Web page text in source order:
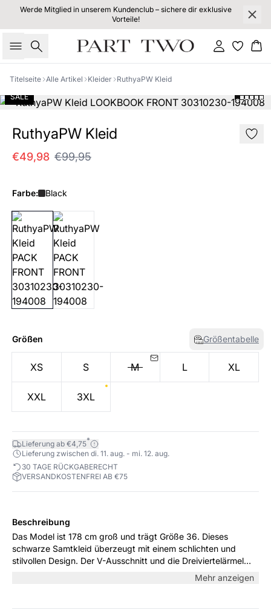
Werde Mitglied in unserem Kundenclub – sichere dir exklusive
Vorteile!
Suche Einloggen
Titelseite Alle Artikel Kleider
RuthyaPW Kleid
SALE
RuthyaPW Kleid
€49,98 €99,95
Farbe: Black
Größen Größentabelle
XS S M L XL
XXL 3XL
Lieferung ab €4,75*
Lieferung zwischen di. 11. aug. - mi. 12. aug.
30 TAGE RÜCKGABERECHT
VERSANDKOSTENFREI AB €75
Beschreibung
Das Model ist 178 cm groß und trägt Größe 36. Dieses
schwarze Samtkleid überzeugt mit einem schlichten und
stilvollen Design. Der V-Ausschnitt und die Dreiviertelärmel
verleihen eine feminine Note, während der leicht ausgestellte
A-Linien-Schnitt Komfort und Bewegungsfreiheit garantiert.
Mehr anzeigen